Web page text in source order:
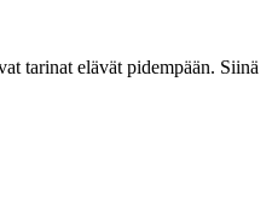
tarinat elävät pidempään. Siinä